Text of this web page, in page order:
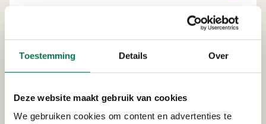
Toestemming Details Over
Deze website maakt gebruik van cookies
We gebruiken cookies om content en advertenties te
Bas Kooy Transport B.V.
Verleend